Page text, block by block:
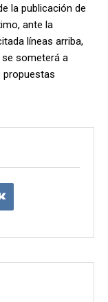
la publicación de
ante la
líneas arriba,
se someterá a
propuestas